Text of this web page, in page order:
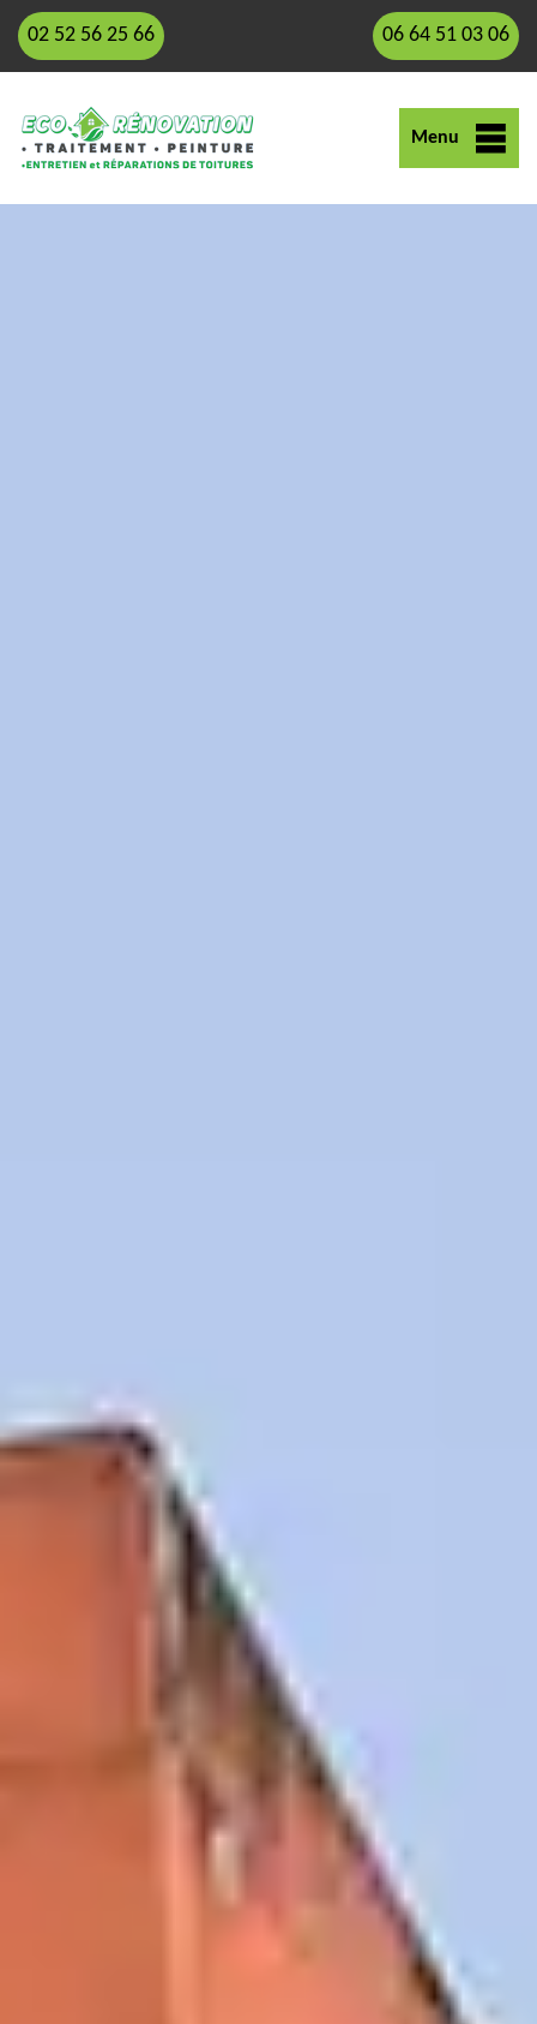
02 52 56 25 66 06 64 51 03 06
Menu